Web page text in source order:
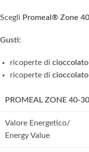
Scegli Promeal® Zone
Gusti:
ricoperte di
ricoperte di
PROMEAL ZONE 40-
Valore Energetico/
Energy Value